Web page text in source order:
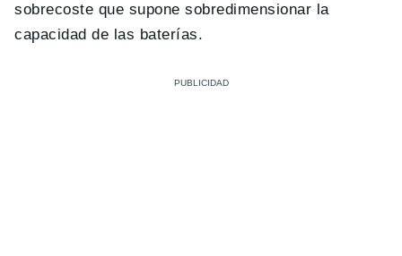
sobrecoste que supone sobredimensionar la
capacidad de las baterías.